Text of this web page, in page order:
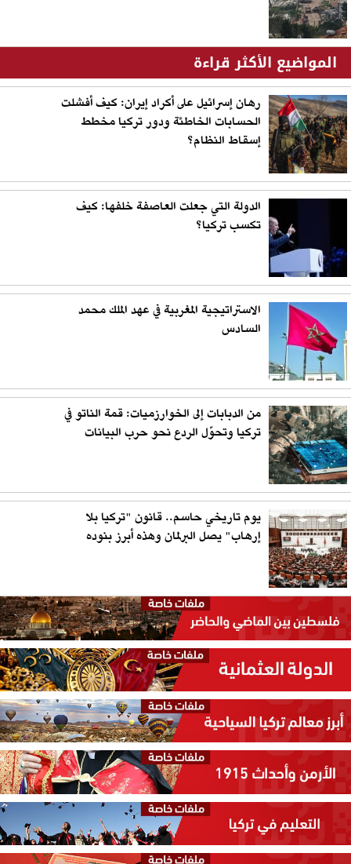
المواضيع الأكثر قراءة
رهان إسرائيل على أكراد إيران: كيف أفشلت
الحسابات الخاطئة ودور تركيا مخطط
إسقاط النظام؟
الدولة التي جعلت العاصفة خلفها: كيف
تكسب تركيا؟
الاستراتيجية المغربية في عهد الملك محمد
السادس
من الدبابات إلى الخوارزميات: قمة الناتو في
تركيا وتحوّل الردع نحو حرب البيانات
يوم تاريخي حاسم.. قانون "تركيا بلا
إرهاب" يصل البرلمان وهذه أبرز بنوده